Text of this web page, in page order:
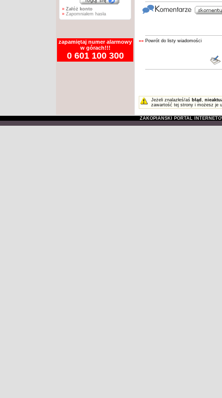
» Załóż konto
» Zapomniałem hasła
zapamiętaj numer alarmowy
w górach!!!
0 601 100 300
«« Powrót do listy wiadomości
Jeżeli znalazłeś/aś błąd ,
zawartość tej strony i możesz je
ZAKOPIAŃSKI PORTAL